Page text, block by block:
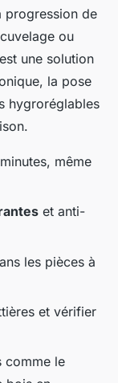
progression de
ou
une solution
la pose
hygroréglables
même
et anti-
les pièces à
et vérifier
comme le